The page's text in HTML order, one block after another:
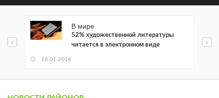
В мире
52% художественной литературы
читается в электронном виде
18.01.2016